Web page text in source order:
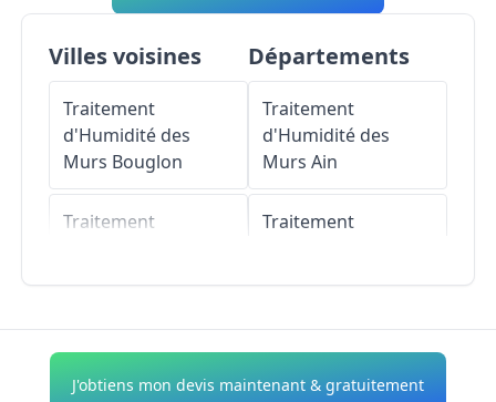
Villes voisines
Traitement
d'Humidité des
Murs Bouglon
Traitement
Traitement
d'Humidité des
Murs Grézet-
Départements
Traitement
d'Humidité des
Murs Ain
Traitement
Traitement
d'Humidité des
Murs Allier
J'obtiens mon devis maintenant & gratuitement